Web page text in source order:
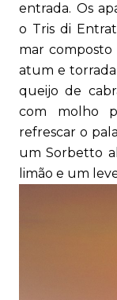
entrada. Os
o Tris di
mar composto
atum e
queijo de
com molho
refrescar o
um Sorbetto
limão e um